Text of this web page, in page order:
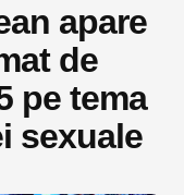
apare
de
pe tema
sexuale